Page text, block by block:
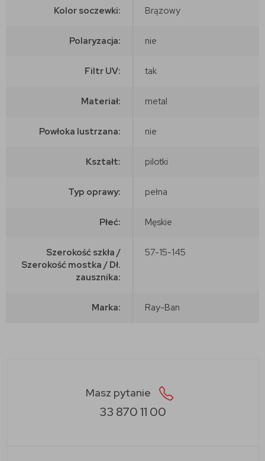
Kolor soczewki: Brązowy
Polaryzacja: nie
Filtr UV: tak
Materiał: metal
Powłoka lustrzana: nie
Kształt: pilotki
Typ oprawy: pełna
Płeć: Męskie
Szerokość szkła /
Szerokość mostka / Dł.
zausznika:
57-15-145
Marka: Ray-Ban
Masz pytanie
33 870 11 00